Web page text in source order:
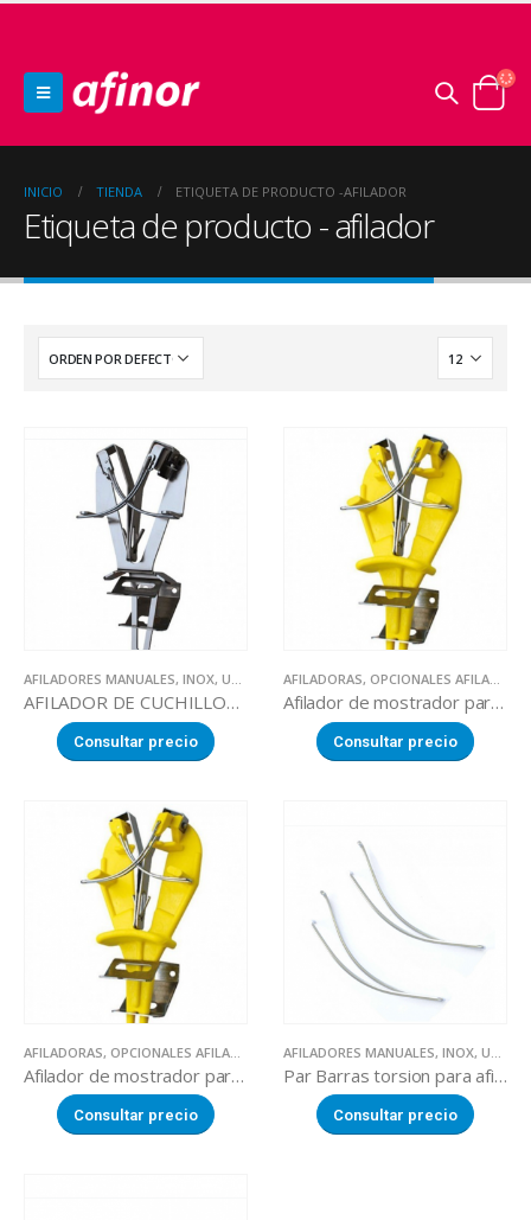
INICIO TIENDA ETIQUETA DE PRODUCTO -AFILADOR
Etiqueta de producto - afilador
AFILADORES MANUALES, INOX, UTILLAJE
AFILADOR DE CUCHILLOS SHARP’EASY 100% ACERO INOX.
Consultar precio
AFILADORAS, OPCIONALES AFILADORAS
Afilador de mostrador para cuchillos
Consultar precio
AFILADORAS, OPCIONALES AFILADORAS
Afilador de mostrador para cuchillos
Consultar precio
AFILADORES MANUALES, INOX, UTILLAJE
Par Barras torsion para afilador manual SHARP’EASY
Consultar precio